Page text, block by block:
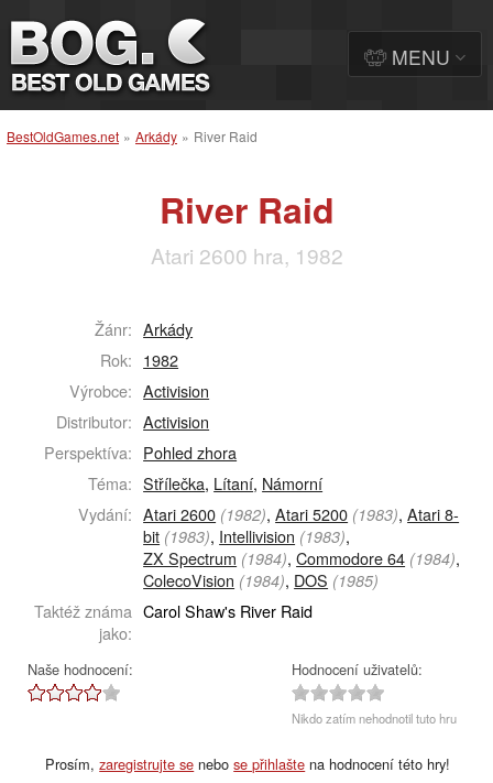
BestOldGames.net » Arkády » River Raid
River Raid
Atari 2600 hra, 1982
Žánr: Arkády
Rok: 1982
Výrobce: Activision
Distributor: Activision
Perspektíva: Pohled zhora
Téma: Střílečka, Lítaní, Námorní
Vydání: Atari 2600 (1982),Atari 5200 (1983),Atari 8-
bit (1983), Intellivision (1983),
ZX Spectrum (1984),Commodore 64 (1984),
ColecoVision (1984), DOS (1985)
Taktéž známa
jako:
Carol Shaw's River Raid
Naše hodnocení: Hodnocení uživatelů:
Nikdo zatím nehodnotil tuto hru
Prosím,zaregistrujte se nebose přihlašte na hodnocení této hry!
MENU